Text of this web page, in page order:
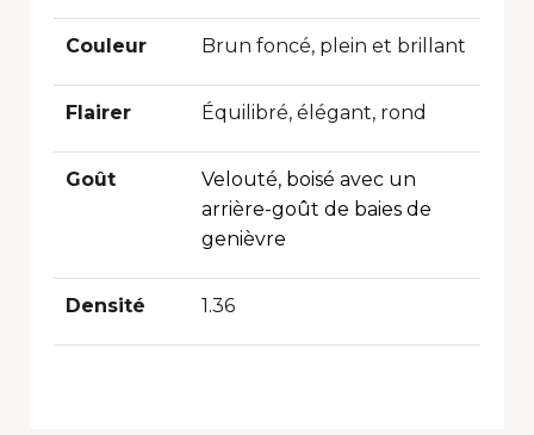
Couleur Brun foncé, plein et brillant
Flairer Équilibré, élégant, rond
Goût
Velouté, boisé avec un
arrière-goût de baies de
genièvre
Densité 1.36